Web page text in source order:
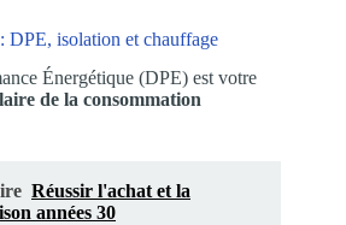
DPE, isolation et chauffage
Énergétique (DPE) est votre
de la consommation
Réussir l'achat et la
années 30